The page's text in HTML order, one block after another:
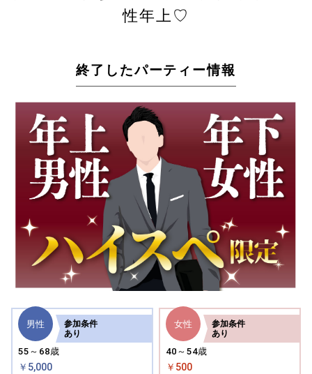
性年上♡
終了したパーティー情報
男性
55～68歳
￥5,000
参加条件
あり
女性
40～54歳
￥500
参加条件
あり